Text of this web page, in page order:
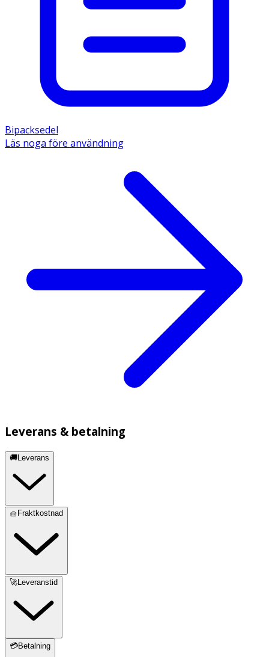
Bipacksedel
Läs noga före användning
Leverans & betalning
🚚Leverans
🧺Fraktkostnad
🚀Leveranstid
💳Betalning